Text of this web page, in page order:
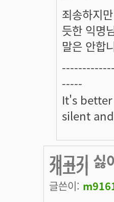
죄송하지
듯한 익명
말은 안합
-----
It's
silent
개고기 싫
개고기
글쓴이: